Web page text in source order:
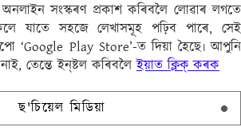
সংস্কৰণ প্ৰকাশ কৰিবলৈ লোৱাৰ লগতে
যাতে সহজে লেখাসমূহ পঢ়িব পাৰে, সেই
‘Google Play Store’-ত দিয়া হৈছে৷ আপুনি
তেন্তে ইন্‌ষ্টল কৰিবলৈইয়াত ক্লিক্ কৰক
ছ'চিয়েল মিডিয়া